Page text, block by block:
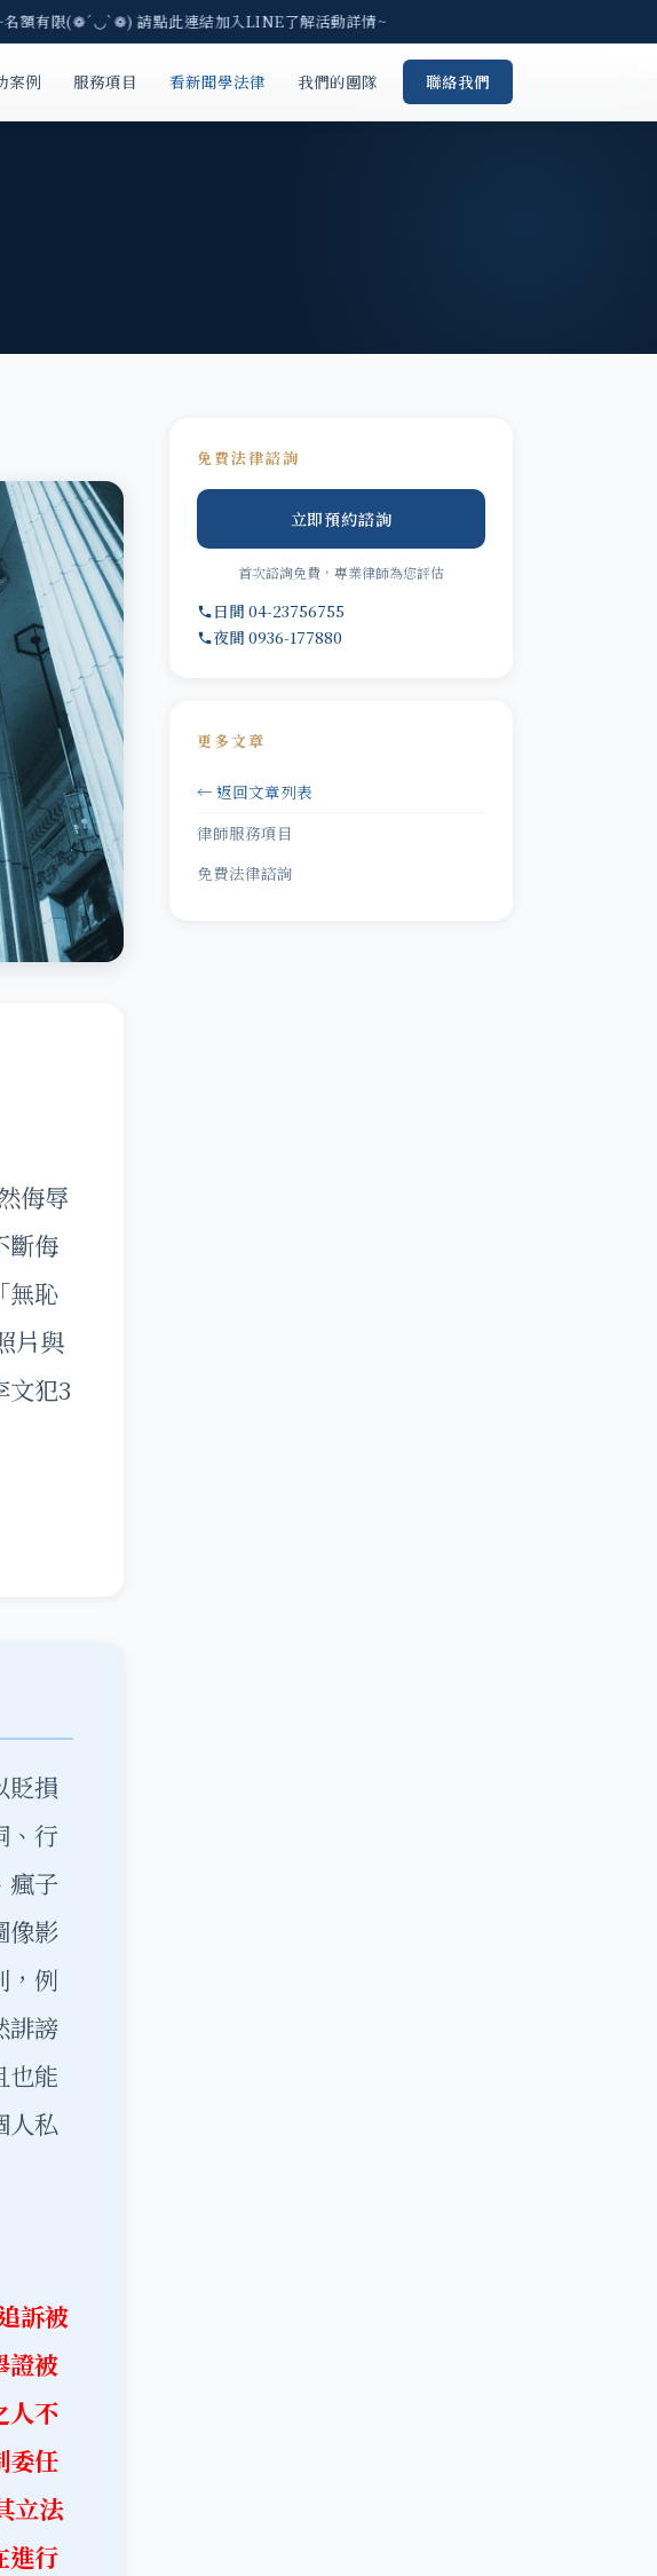
限(❁´◡`❁) 請點此連結加入LINE了解活動詳情~
案例 服務項目 看新聞學法律 我們的團隊 聯絡我們
侮辱
斷侮
無恥
片與
文犯3
貶損
、行
瘋子
像影
，例
誹謗
也能
人私
訴被
證被
人不
委任
立法
進行
免費法律諮詢
立即預約諮詢
首次諮詢免費，專業律師為您評估
日間 04-23756755
夜間 0936-177880
更多文章
← 返回文章列表
律師服務項目
免費法律諮詢